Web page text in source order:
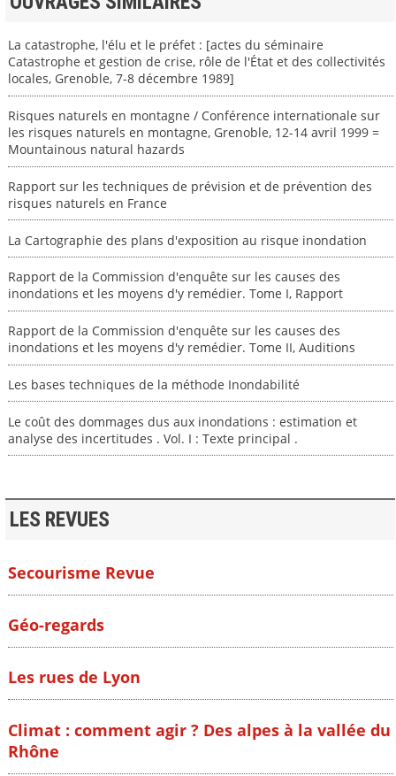
La catastrophe, l'élu et le préfet : [actes du séminaire
Catastrophe et gestion de crise, rôle de l'État et des collectivités
locales, Grenoble, 7-8 décembre 1989]
Risques naturels en montagne / Conférence internationale sur
les risques naturels en montagne, Grenoble, 12-14 avril 1999 =
Mountainous natural hazards
Rapport sur les techniques de prévision et de prévention des
risques naturels en France
La Cartographie des plans d'exposition au risque inondation
Rapport de la Commission d'enquête sur les causes des
inondations et les moyens d'y remédier. Tome I, Rapport
Rapport de la Commission d'enquête sur les causes des
inondations et les moyens d'y remédier. Tome II, Auditions
Les bases techniques de la méthode Inondabilité
Le coût des dommages dus aux inondations : estimation et
analyse des incertitudes . Vol. I : Texte principal .
LES REVUES
Secourisme Revue
Géo-regards
Les rues de Lyon
Climat : comment agir ? Des alpes à la vallée du
Rhône